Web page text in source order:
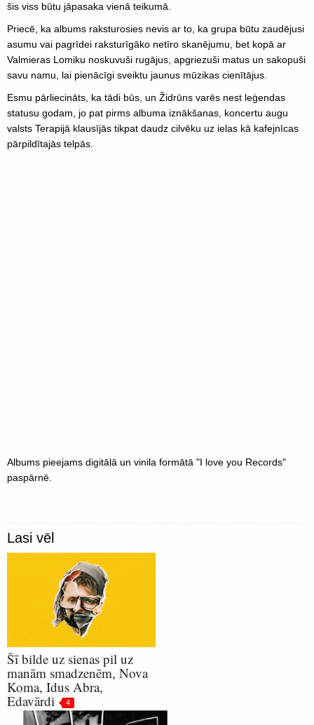
šis viss būtu jāpasaka vienā teikumā.
Priecē, ka albums raksturosies nevis ar to, ka grupa būtu zaudējusi
asumu vai pagrīdei raksturīgāko netīro skanējumu, bet kopā ar
Valmieras Lomiku noskuvuši rugājus, apgriezuši matus un sakopuši
savu namu, lai pienācīgi sveiktu jaunus mūzikas cienītājus.
Esmu pārliecināts, ka tādi būs, un Židrūns varēs nest leģendas
statusu godam, jo pat pirms albuma iznākšanas, koncertu augu
valsts Terapijā klausījās tikpat daudz cilvēku uz ielas kā kafejnīcas
pārpildītajās telpās.
Albums pieejams digitālā un vinila formātā "I love you Records"
paspārnē.
Lasi vēl
Šī bilde uz sienas pil uz
manām smadzenēm, Nova
Koma, Idus Abra,
Edavārdi
4